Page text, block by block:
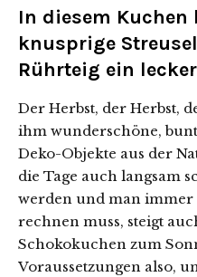
In diesem
knusprige
Rührteig ein
Der Herbst, der Herbst,
ihm wunderschöne,
Deko-Objekte aus der
die Tage auch langsam
werden und man
rechnen muss, steigt
Schokokuchen zum
Voraussetzungen also,